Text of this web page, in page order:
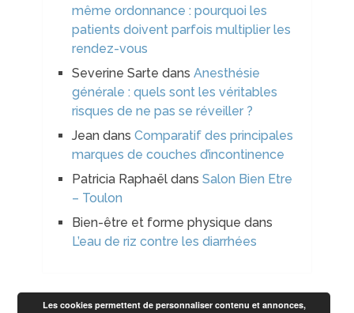
même ordonnance : pourquoi les
patients doivent parfois multiplier les
rendez-vous
Severine Sarte dans Anesthésie
générale : quels sont les véritables
risques de ne pas se réveiller ?
Jeandans Comparatif des principales
marques de couches d’incontinence
Patricia Raphaëldans Salon Bien Etre
– Toulon
Bien-être et forme physique dans
L’eau de riz contre les diarrhées
Les cookies permettent de personnaliser contenu et annonces,